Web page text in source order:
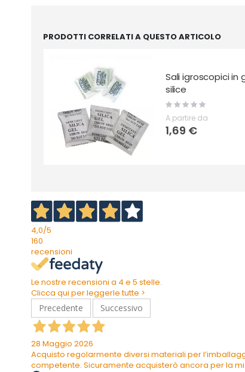
PRODOTTI CORRELATI A QUESTO ARTICOLO
Sali igroscopici in
silice
Rating:
A partire da
1,69 €
4,0/5
160
recensioni
Le nostre recensioni a 4 e 5 stelle.
Clicca qui per leggerle tutte >
Precedente
Successivo
28 Maggio 2026
Acquisto regolarmente diversi materiali per
competente. Sicuramente acquisterò ancora per la